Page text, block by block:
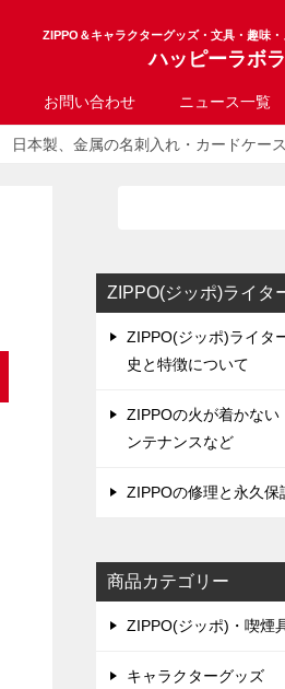
ZIPPO＆キャラクターグッズ・文具・趣味
ハッピーラボ
お問い合わせ ニュース一覧
日本製、金属の名刺入れ・カードケー
ZIPPO(ジッポ)ライタ
ZIPPO(ジッポ)ライタ
史と特徴について
ZIPPOの火が着かない
ンテナンスなど
ZIPPOの修理と永久保
商品カテゴリー
ZIPPO(ジッポ)・喫煙
キャラクターグッズ